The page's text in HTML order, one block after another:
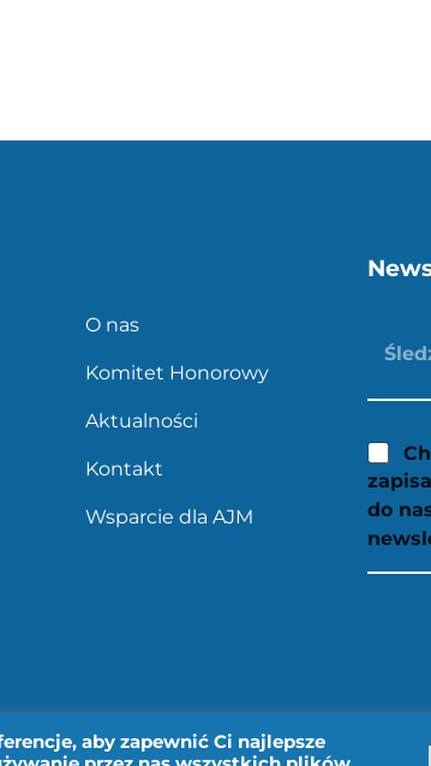
O nas
Komitet Honorowy
Aktualności
Kontakt
Wsparcie dla AJM
do
aby zapewnić Ci najlepsze